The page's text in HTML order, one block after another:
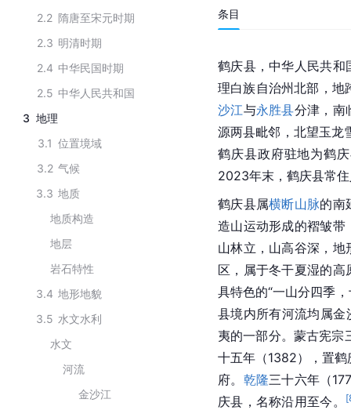
2.2 隋唐至宋元时期
2.3 明清时期
2.4 中华民国时期
2.5 中华人民共和国
3 地理
3.1 位置境域
3.2 气候
3.3 地质
地质构造
地层
岩石特性
3.4 地形地貌
3.5 水文水利
水文
河流
金沙江
条目
鹤庆县，中华人民共和
理白族自治州北部，地
沙江与永胜县分津，南
源两县毗邻，北望玉龙
鹤庆县政府驻地为鹤
2023年末，鹤庆县常
鹤庆县属横断山脉的南
造山运动形成的褶皱带
山林立，山高谷深，
区，属于冬干夏湿的
具特色的“一山分四季
县境内所有河流均属金
夷的一部分。蒙古宪宗
十五年（1382），置
府。 乾隆三十六年（
庆县，名称沿用至今。
[